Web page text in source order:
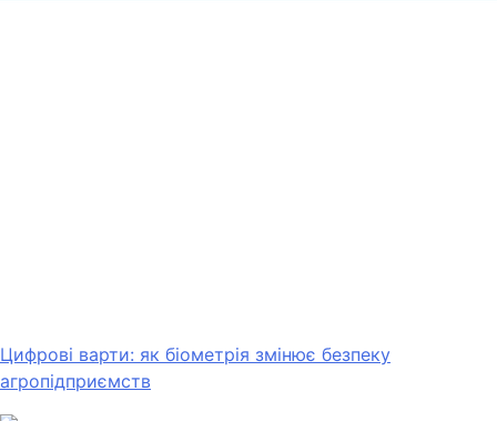
Цифрові варти: як біометрія змінює безпеку
агропідприємств